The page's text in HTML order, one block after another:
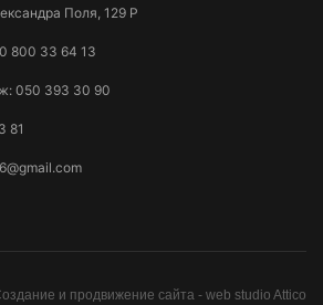
Поля, 129 Р
0 800 33 64 13
050 393 30 90
81
и продвижение сайта - web studio Attico